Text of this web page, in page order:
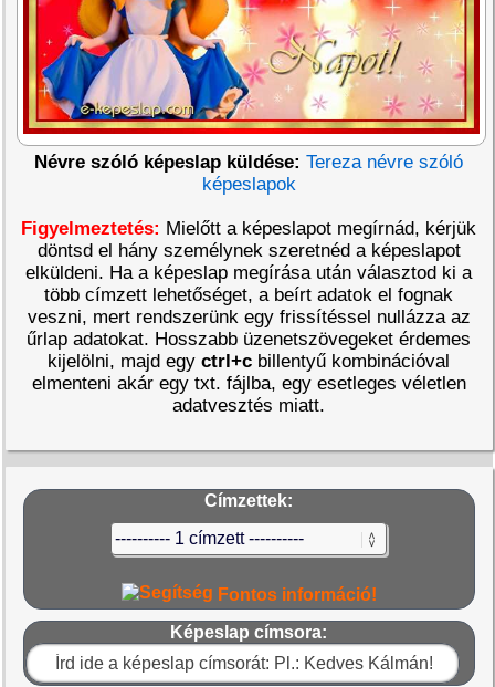
Névre szóló képeslap küldése: Tereza névre szóló
képeslapok
Figyelmeztetés: Mielőtt a képeslapot megírnád, kérjük
döntsd el hány személynek szeretnéd a képeslapot
elküldeni. Ha a képeslap megírása után választod ki a
több címzett lehetőséget, a beírt adatok el fognak
veszni, mert rendszerünk egy frissítéssel nullázza az
űrlap adatokat. Hosszabb üzenetszövegeket érdemes
kijelölni, majd egyctrl+c billentyű kombinációval
elmenteni akár egy txt. fájlba, egy esetleges véletlen
adatvesztés miatt.
Címzettek:
Fontos információ!
Képeslap címsora: